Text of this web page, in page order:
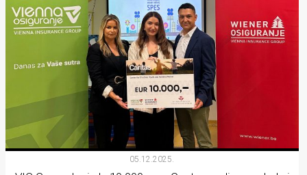
05.12.2025.